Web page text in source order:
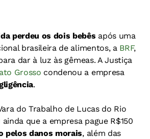
perdeu os dois bebês após uma
brasileira de alimentos, a BRF,
dar à luz às gêmeas. A Justiça
Grosso condenou a empresa
.
do Trabalho de Lucas do Rio
que a empresa pague R$150
pelos danos morais, além das